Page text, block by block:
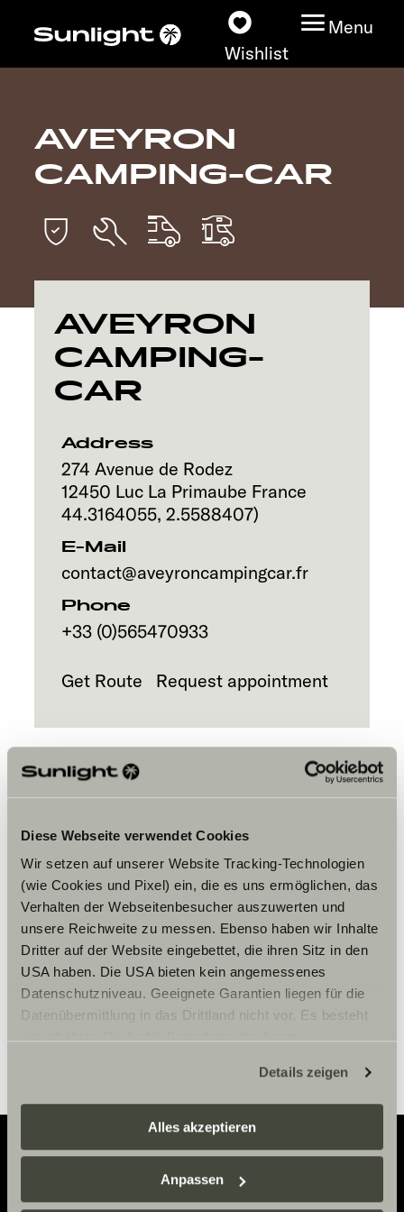
Diese Webseite verwendet Cookies
Wir setzen auf unserer Website Tracking-Technologien
(wie Cookies und Pixel) ein, die es uns ermöglichen, das
Verhalten der Webseitenbesucher auszuwerten und
unsere Reichweite zu messen. Ebenso haben wir Inhalte
Dritter auf der Website eingebettet, die ihren Sitz in den
USA haben. Die USA bieten kein angemessenes
Datenschutzniveau. Geeignete Garantien liegen für die
Datenübermittlung in das Drittland nicht vor. Es besteht
zustehen. Eingesetzte Dienstleister können Daten für
eigene Zwecke verarbeiten und mit anderen Daten
zusammenführen. Weitere Informationen finden Sie hier:
Datenschutzerklärung
einzelne Cookies/Dienste in den Einstellungen aus,
Details zeigen
Alles akzeptieren
Anpassen
Wishlist
Menu
Models
Dealerslocator
Service
AVEYRON
CAMPING-CAR
AVEYRON
CAMPING-
CAR
Address
274 Avenue de Rodez
12450 Luc La Primaube France
44.3164055, 2.5588407)
E-Mail
contact@aveyroncampingcar.fr
Phone
+33 (0)565470933
Get Route Request appointment
Please accept marketing-
cookies to use this function.
Cookie Settings
Adventure